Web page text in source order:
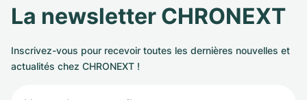
La newsletter CHRONEXT
Inscrivez-vous pour recevoir toutes les dernières nouvelles et
actualités chez CHRONEXT !